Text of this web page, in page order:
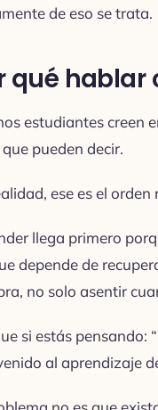
de eso se trata.
qué
estudiantes creen
pueden decir.
ese es el orden
llega primero
depende de
no solo asentir
si estás pensando:
al aprendizaje